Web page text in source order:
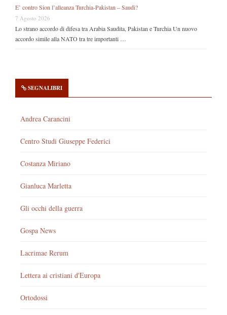
E’ contro Sion l’alleanza Turchia-Pakistan – Saudi?
7 Agosto 2026
Lo strano accordo di difesa tra Arabia Saudita, Pakistan e Turchia Un nuovo
accordo simile alla NATO tra tre importanti …
SEGNALIBRI
Andrea Carancini
Centro Studi Giuseppe Federici
Costanza Miriano
Gianluca Marletta
Gli occhi della guerra
Gospa News
Lacrimae Rerum
Lettera ai cristiani d'Europa
Ortodossi